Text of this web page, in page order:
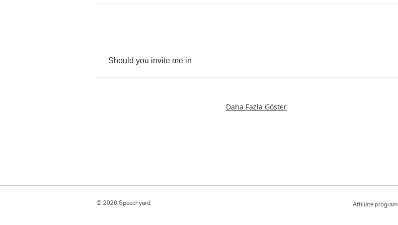
Should you invite me in
Daha Fazla Göster
Affiliate program
© 2026 Speechyard